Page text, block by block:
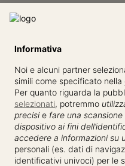
Informativa
Noi e alcuni partner
simili come specificato nella
Per quanto riguarda la
selezionati, potremmo
precisie fare una
dispositivo ai fini
accedere a informazioni su
personali (es. dati di
identificativi univoci) per le